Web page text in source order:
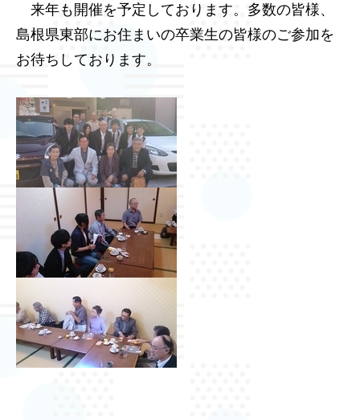
来年も開催を予定しております。多数の皆様、
島根県東部にお住まいの卒業生の皆様のご参加を
お待ちしております。